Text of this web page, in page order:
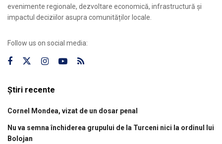
evenimente regionale, dezvoltare economică, infrastructură și
impactul deciziilor asupra comunităților locale.
Follow us on social media:
Știri recente
Cornel Mondea, vizat de un dosar penal
Nu va semna închiderea grupului de la Turceni nici la ordinul lui
Bolojan